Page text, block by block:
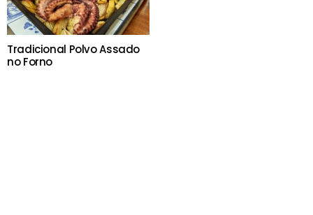
Tradicional Polvo Assado
no Forno